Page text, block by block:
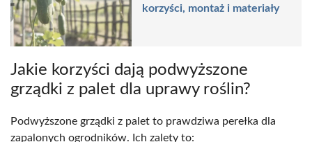
korzyści, montaż i materiały
Jakie korzyści dają podwyższone
grządki z palet dla uprawy roślin?
Podwyższone grządki z palet to prawdziwa perełka dla
zapalonych ogrodników. Ich zalety to: